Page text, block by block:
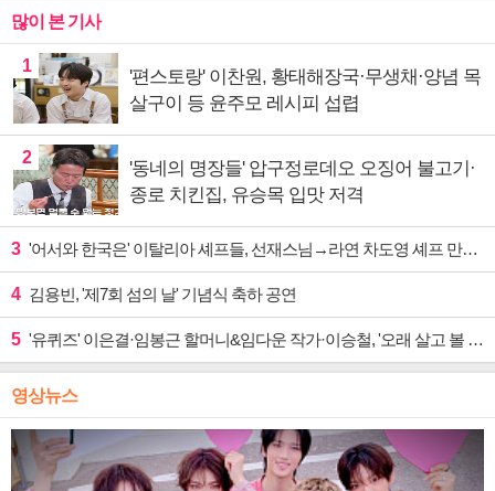
많이 본 기사
1
'편스토랑' 이찬원, 황태해장국·무생채·양념 목
살구이 등 윤주모 레시피 섭렵
2
'동네의 명장들' 압구정로데오 오징어 불고기·
종로 치킨집, 유승목 입맛 저격
3 '어서와 한국은' 이탈리아 셰프들, 선재스님→라연 차도영 셰프 만난다
4 김용빈, '제7회 섬의 날' 기념식 축하 공연
5 '유퀴즈' 이은결·임봉근 할머니&임다운 작가·이승철, '오래 살고 볼 일' 특집 출격
영상뉴스